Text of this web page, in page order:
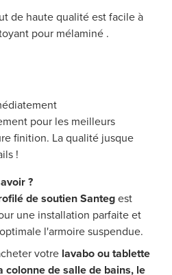
de haute qualité est facile à
pour mélaminé .
pour les meilleurs
finition. La qualité jusque
!
?
de soutien Santegest
une installation parfaite et
l'armoire suspendue.
votre lavabo ou tablette
colonne de salle de bains, le